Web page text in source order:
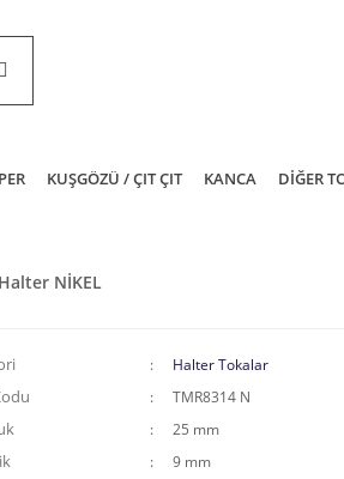
KUŞGÖZÜ / ÇIT ÇIT KANCA DİĞER
NİKEL
Halter Tokalar
TMR8314 N
25 mm
9 mm